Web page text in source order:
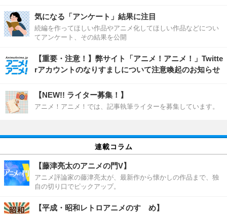
気になる「アンケート」結果に注目
続編を作ってほしい作品やアニメ化してほしい作品などについ
てアンケート、その結果を公開
【重要・注意！】弊サイト「アニメ！アニメ！」Twitte
rアカウントのなりすましについて注意喚起のお知らせ
【NEW!! ライター募集！】
アニメ！アニメ！では、記事執筆ライターを募集しています。
連載コラム
【藤津亮太のアニメの門V】
アニメ評論家の藤津亮太が、最新作から懐かしの作品まで、独
自の切り口でピックアップ。
【平成・昭和レトロアニメのすゝめ】